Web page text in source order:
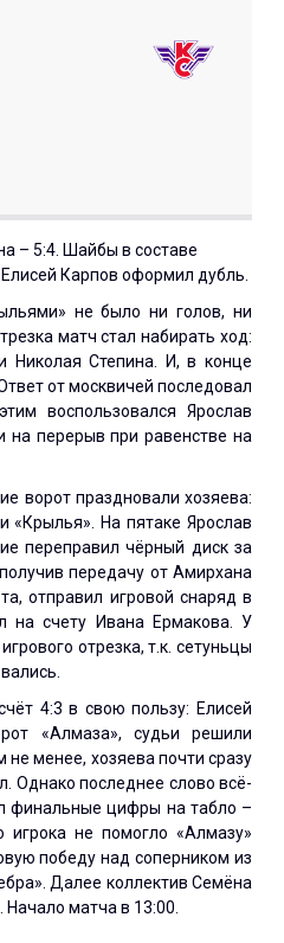
– 5:4. Шайбы в составе
Карпов оформил дубль.
не было ни голов, ни
матч стал набирать ход:
Николая Степина. И, в конце
от москвичей последовал
воспользовался Ярослав
перерыв при равенстве на
ворот праздновали хозяева:
На пятаке Ярослав
переправил чёрный диск за
передачу от Амирхана
отправил игровой снаряд в
на счету Ивана Ермакова. У
отрезка, т.к. сетуньцы
4:3 в свою пользу: Елисей
«Алмаза», судьи решили
менее, хозяева почти сразу
Однако последнее слово всё-
финальные цифры на табло –
не помогло «Алмазу»
победу над соперником из
Далее коллектив Семёна
Начало матча в 13:00.